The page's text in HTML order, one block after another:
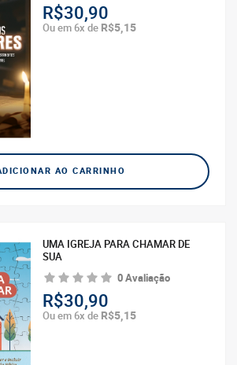
R$30,90
Ou em 6x de R$5,15
AO CARRINHO
UMA IGREJA PARA CHAMAR DE
SUA
0 Avaliação
R$30,90
Ou em 6x de R$5,15